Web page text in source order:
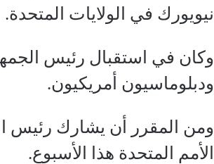
نيويورك في الولايات المتحدة.
وكان في استقبال رئيس
ودبلوماسيون أمريكيون.
ومن المقرر أن يشارك رئيس
الأمم المتحدة هذا الأسبوع.